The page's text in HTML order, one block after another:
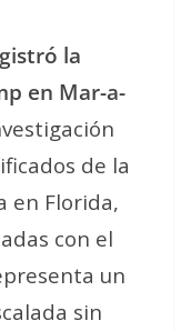
la
en Mar-a-
de la
en Florida,
con el
un
sin